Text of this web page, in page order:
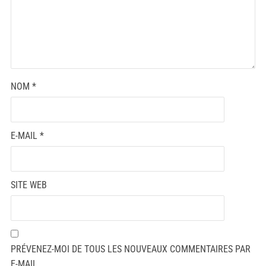
NOM *
E-MAIL *
SITE WEB
PRÉVENEZ-MOI DE TOUS LES NOUVEAUX COMMENTAIRES PAR